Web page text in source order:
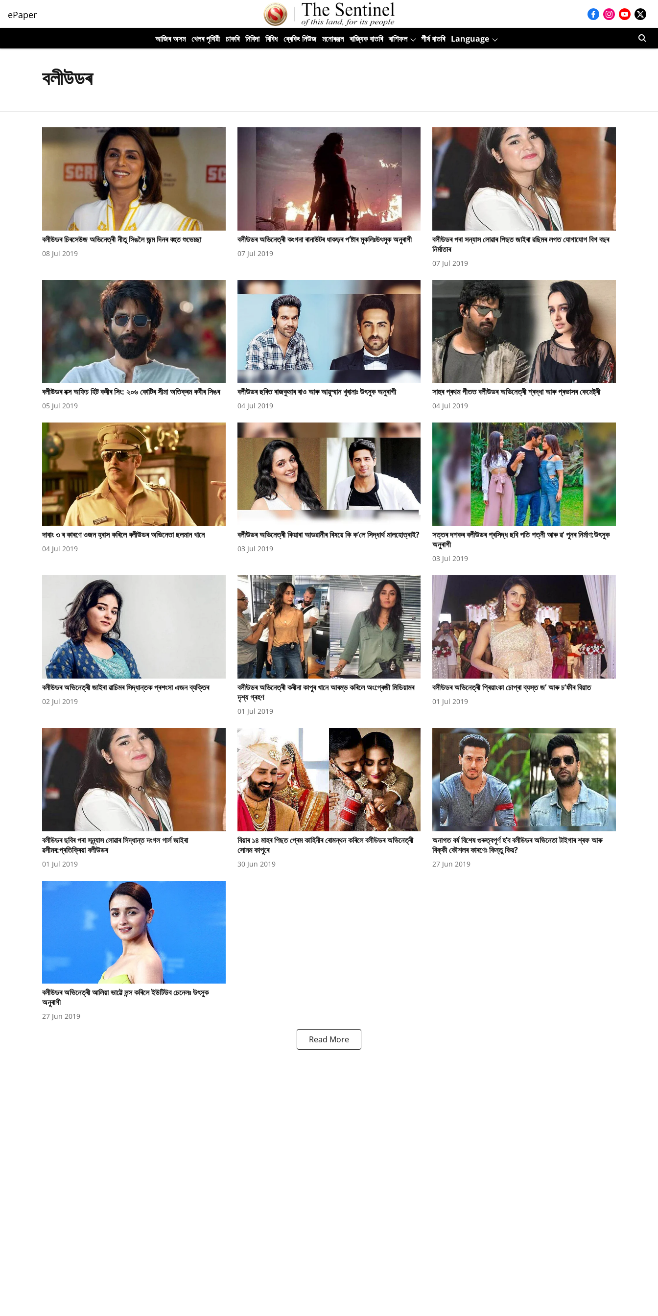
ePaper
আজিৰ অসম খেলৰ পৃথিৱী চাকৰি নিবিদা বিবিধ ব্ৰেকিং নিউজ মনোৰঞ্জন ৰাজ্যিক বাতৰি ৰাশিফল শীৰ্ষ বাতৰি Language
বলীউডৰ
বলীউডৰ চিৰসেউজ অভিনেত্ৰী নীতু সিঙলৈ জন্ম দিনৰ বহুত শুভেচ্ছা
08 Jul 2019
বলীউডৰ অভিনেত্ৰী কংগনা ৰানাউটৰ ধাকড়ৰ প’ষ্টাৰ মুকলিঃউৎসুক অনুৰাগী
07 Jul 2019
বলীউডৰ পৰা সন্যাস লোৱাৰ পিছত জাইৰা ৱছিমৰ লগত যোগাযোগ বিগ বছৰ
নিৰ্মাতাৰ
07 Jul 2019
বলীউডৰ বক্স অফিচ হিট কবীৰ সিং: ২০৬ কোটিৰ সীমা অতিক্ৰম কবীৰ সিঙৰ
05 Jul 2019
বলীউডৰ ছবিত ৰাজকুমাৰ ৰাও আৰু আয়ুস্মান খুৰানাঃ উৎসুক অনুৰাগী
04 Jul 2019
সাহুৰ প্ৰথম গীতত বলীউডৰ অভিনেত্ৰী শ্ৰদ্ধা আৰু প্ৰভাসৰ কেমেষ্ট্ৰী
04 Jul 2019
দাবাং ৩ ৰ কাৰণে ওজন হ্ৰাস কৰিলে বলীউডৰ অভিনেতা ছলমান খানে
04 Jul 2019
বলীউডৰ অভিনেত্ৰী কিয়াৰা আডৱানীৰ বিষয়ে কি ক’লে সিদ্ধাৰ্থ মালহোত্ৰাই?
03 Jul 2019
সত্তৰ দশকৰ বলীউডৰ প্ৰসিদ্ধ ছবি পতি পত্নী আৰু ৱ’ পুনৰ নিৰ্মাণ:উৎসুক
অনুৰাগী
03 Jul 2019
বলীউডৰ অভিনেত্ৰী জাইৰা ৱাচিমৰ সিদ্ধান্তক প্ৰশংসা এজন ব্যক্তিৰ
02 Jul 2019
বলীউডৰ অভিনেত্ৰী কৰীনা কাপুৰ খানে আৰম্ভ কৰিলে অংগ্ৰেজী মিডিয়ামৰ
দৃশ্য গ্ৰহণ
01 Jul 2019
বলীউডৰ অভিনেত্ৰী প্ৰিয়াংকা চোপ্ৰা ব্যস্ত জ’ আৰু চ’ফীৰ বিয়াত
01 Jul 2019
বলীউডৰ ছবিৰ পৰা সন্ন্যাস লোৱাৰ সিদ্ধান্ত দংগল গাৰ্ল জাইৰা
ৱসীমৰ:প্ৰতিক্ৰিয়া বলীউডৰ
01 Jul 2019
বিয়াৰ ১৪ মাহৰ পিছত প্ৰেম কাহিনীৰ ৰোমন্থন কৰিলে বলীউডৰ অভিনেত্ৰী
সোনম কাপুৰে
30 Jun 2019
অনাগত বৰ্ষ বিশেষ গুৰুত্বপূৰ্ণ হ’ব বলীউডৰ অভিনেতা টাইগাৰ শ্ৰফ আৰু
বিক্কী কৌশলৰ কাৰণেঃ কিন্তু কিয়?
27 Jun 2019
বলীউডৰ অভিনেত্ৰী আলিয়া ভাট্টে লন্স কৰিলে ইউটিউব চেনেলঃ উৎসুক
অনুৰাগী
27 Jun 2019
Read More